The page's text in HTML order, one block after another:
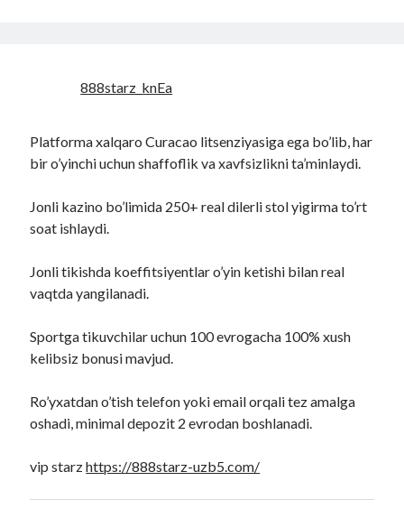
888starz_knEa
Platforma xalqaro Curacao litsenziyasiga ega bo’lib, har
bir o’yinchi uchun shaffoflik va xavfsizlikni ta’minlaydi.
Jonli kazino bo’limida 250+ real dilerli stol yigirma to’rt
soat ishlaydi.
Jonli tikishda koeffitsiyentlar o’yin ketishi bilan real
vaqtda yangilanadi.
Sportga tikuvchilar uchun 100 evrogacha 100% xush
kelibsiz bonusi mavjud.
Ro’yxatdan o’tish telefon yoki email orqali tez amalga
oshadi, minimal depozit 2 evrodan boshlanadi.
vip starzhttps://888starz-uzb5.com/